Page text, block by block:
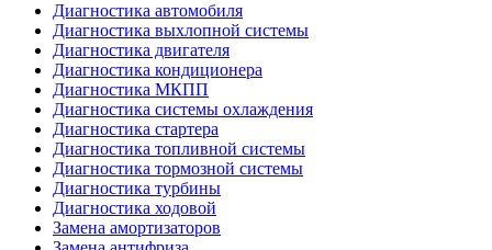
Диагностика автомобиля
Диагностика выхлопной системы
Диагностика двигателя
Диагностика кондиционера
Диагностика МКПП
Диагностика системы охлаждения
Диагностика стартера
Диагностика топливной системы
Диагностика тормозной системы
Диагностика турбины
Диагностика ходовой
Замена амортизаторов